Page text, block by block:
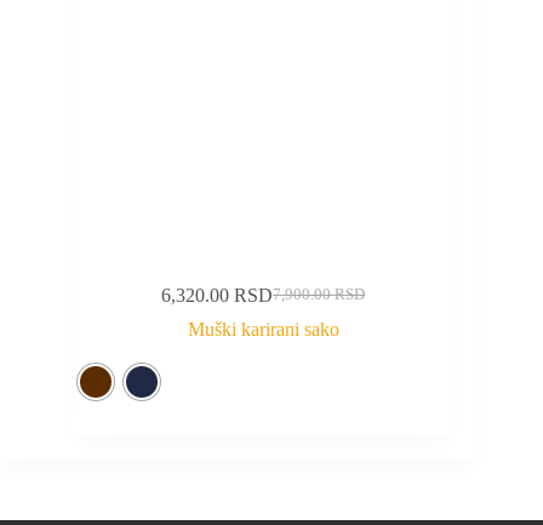
7,900.00RSD
6,320.00RSD
Muški karirani sako